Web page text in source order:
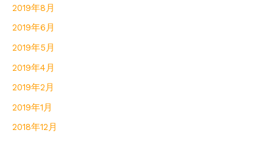
2019年8月
2019年6月
2019年5月
2019年4月
2019年2月
2019年1月
2018年12月